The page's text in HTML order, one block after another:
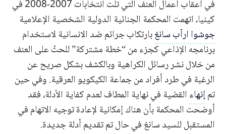
في أعقاب أعمال العنف التي تلت انتخابات 2007-2008 في
كينيا، اتهمت المحكمة الجنائية الدولية الشخصية الإعلامية
جوشوا ارآب سانغبارتكاب جرائم ضد الانسانية لاستخدام
برنامجه الإذاعي كجزء من “خطة مشتركة” للحثّ على العنف
من خلال نشر رسائل الكراهية وبالكشف بشكل صريح عن
الرغبة في طرد أفراد من جماعة الكيكويو العرقية. وفي حين
تمإنهاءالقضية في نهاية المطاف لعدم كفاية الأدلة، فقد
أوضحت المحكمة بأن هناك إمكانية لإعادة توجيه الاتهام في
المستقبل للسيد سانغ في حال تم تقديم أدلة جديدة.